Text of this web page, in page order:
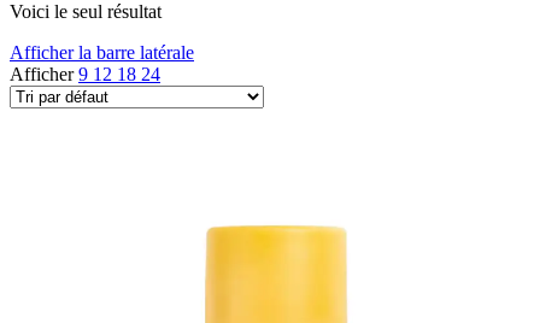
Voici le seul résultat
Afficher la barre latérale
Afficher9 12 18 24